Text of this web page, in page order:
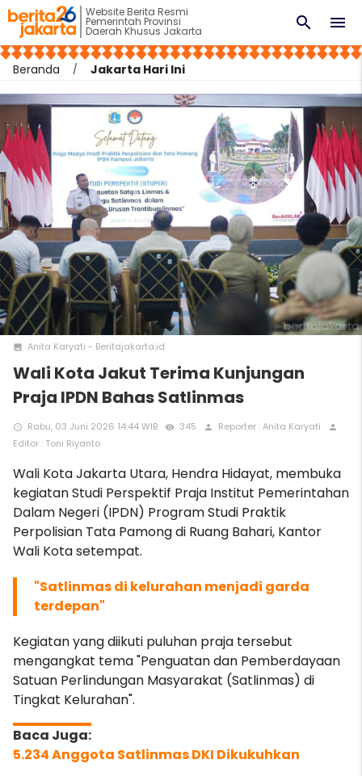
Website Berita Resmi
Pemerintah Provinsi
Daerah Khusus Jakarta menu
search
Beranda Jakarta Hari Ini
photo Anita Karyati - Beritajakarta.id
Wali Kota Jakut Terima Kunjungan
Praja IPDN Bahas Satlinmas
access_time Rabu, 03 Juni 2026 14:44 WIB remove_red_eye 345 person Reporter : Anita Karyati person
Editor : Toni Riyanto
Wali Kota Jakarta Utara, Hendra Hidayat, membuka
kegiatan Studi Perspektif Praja Institut Pemerintahan
Dalam Negeri (IPDN) Program Studi Praktik
Perpolisian Tata Pamong di Ruang Bahari, Kantor
Wali Kota setempat.
"Satlinmas di kelurahan menjadi garda
terdepan"
Kegiatan yang diikuti puluhan praja tersebut
mengangkat tema "Penguatan dan Pemberdayaan
Satuan Perlindungan Masyarakat (Satlinmas) di
Tingkat Kelurahan".
5.234 Anggota Satlinmas DKI Dikukuhkan